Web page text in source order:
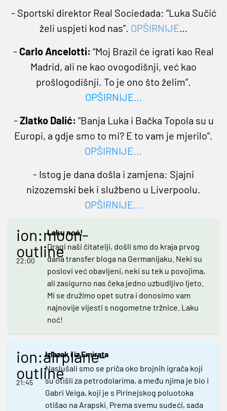
- Sportski direktor Real Sociedada: “Luka Sučić
želi uspjeti kod nas”. OPŠIRNIJE…
- Carlo Ancelotti: “Moj Brazil će igrati kao Real
Madrid, ali ne kao ovogodišnji, već kao
prošlogodišnji. To je ono što želim”.
OPŠIRNIJE…
- Zlatko Dalić: "Banja Luka i Bačka Topola su u
Europi, a gdje smo to mi? E to vam je mjerilo".
OPŠIRNIJE...
- Istog je dana došla i zamjena: Sjajni
nizozemski bek i službeno u Liverpoolu.
OPŠIRNIJE...
ion:moon-
outline
22:00
Laku noć!
Dragi naši čitatelji, došli smo do kraja prvog
dana transfer bloga na Germanijaku. Neki su
poslovi već obavljeni, neki su tek u povojima,
ali zasigurno nas čeka jedno uzbudljivo ljeto.
Mi se družimo opet sutra i donosimo vam
najnovije vijesti s nogometne tržnice. Laku
noć!
ion:airplane-
outline
21:45
Izlazak i iz Emirata
Naslušali smo se priča oko brojnih igrača koji
su otišli za petrodolarima, a među njima je bio i
Gabri Veiga, koji je s Pirinejskog poluotoka
otišao na Arapski. Prema svemu sudeći, sada